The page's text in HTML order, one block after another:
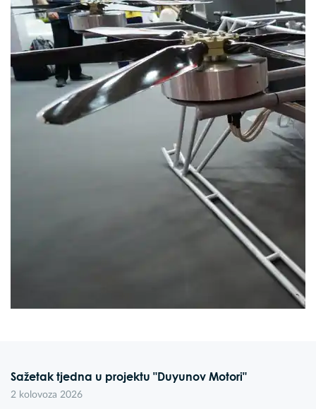
Sažetak tjedna u projektu "Duyunov Motori"
2 kolovoza 2026